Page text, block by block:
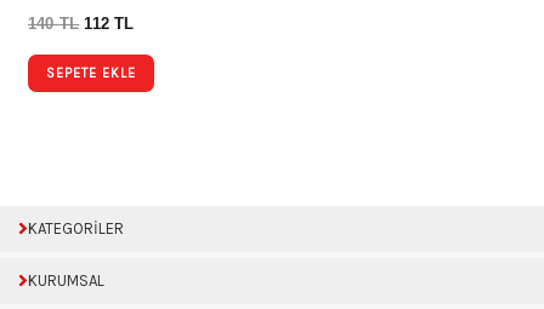
140TL 112TL
SEPETE EKLE
KATEGORİLER
KURUMSAL